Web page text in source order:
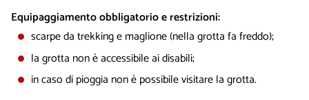
Equipaggiamento obbligatorio e restrizioni:
scarpe da trekking e maglione (nella grotta fa freddo);
la grotta non è accessibile ai disabili;
in caso di pioggia non è possibile visitare la grotta.